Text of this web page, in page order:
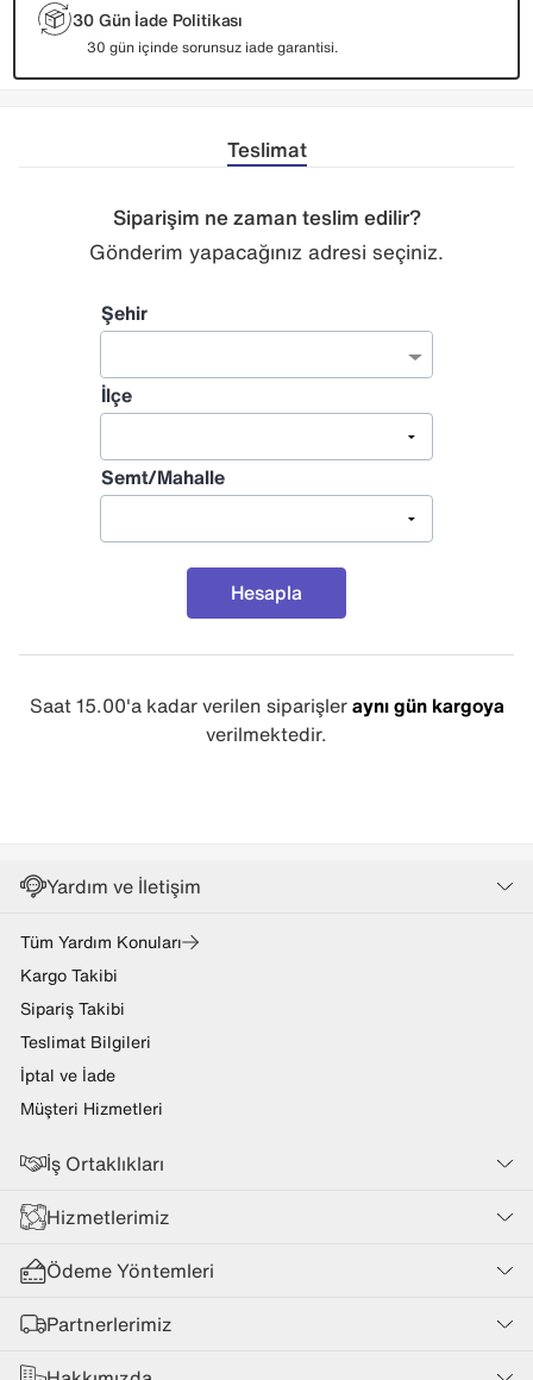
30 Gün İade Politikası
30 gün içinde sorunsuz iade garantisi.
Teslimat
Siparişim ne zaman teslim edilir?
Gönderim yapacağınız adresi seçiniz.
Şehir
İlçe
Semt/Mahalle
Hesapla
Saat 15.00'a kadar verilen siparişleraynı gün kargoya
verilmektedir.
Yardım ve İletişim
Tüm Yardım Konuları
Kargo Takibi
Sipariş Takibi
Teslimat Bilgileri
İptal ve İade
Müşteri Hizmetleri
İş Ortaklıkları
Hizmetlerimiz
Ödeme Yöntemleri
Partnerlerimiz